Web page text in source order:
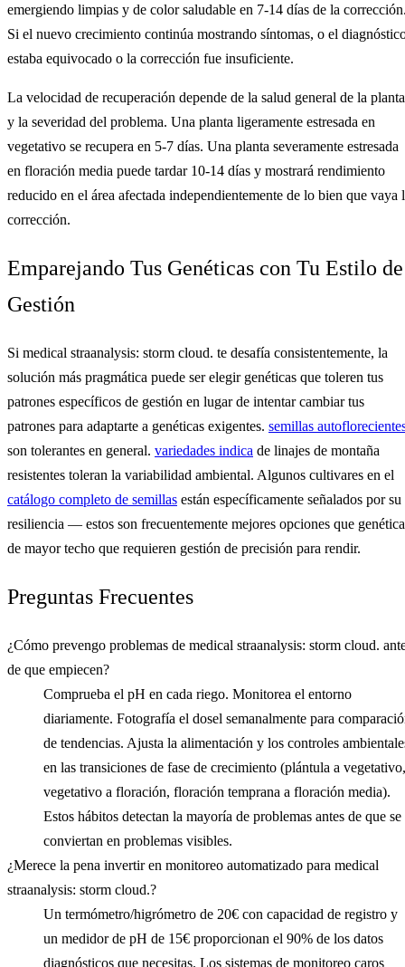
emergiendo limpias y de color saludable en 7-14 días de la
Si el nuevo crecimiento continúa mostrando síntomas, o el
estaba equivocado o la corrección fue insuficiente.
La velocidad de recuperación depende de la salud general de la planta
y la severidad del problema. Una planta ligeramente estresada en
vegetativo se recupera en 5-7 días. Una planta severamente estresada
en floración media puede tardar 10-14 días y mostrará rendimiento
reducido en el área afectada independientemente de lo bien que vaya
corrección.
Emparejando Tus Genéticas con Tu Estilo de
Gestión
Si medical straanalysis: storm cloud. te desafía consistentemente, la
solución más pragmática puede ser elegir genéticas que toleren tus
patrones específicos de gestión en lugar de intentar cambiar tus
patrones para adaptarte a genéticas exigentes. semillas
son tolerantes en general. variedades indica de linajes de montaña
resistentes toleran la variabilidad ambiental. Algunos cultivares en el
catálogo completo de semillas están específicamente señalados por su
resiliencia — estos son frecuentemente mejores opciones que
de mayor techo que requieren gestión de precisión para rendir.
Preguntas Frecuentes
¿Cómo prevengo problemas de medical straanalysis: storm cloud.
de que empiecen?
Comprueba el pH en cada riego. Monitorea el entorno
diariamente. Fotografía el dosel semanalmente para
de tendencias. Ajusta la alimentación y los controles
en las transiciones de fase de crecimiento (plántula a vegetativo,
vegetativo a floración, floración temprana a floración media).
Estos hábitos detectan la mayoría de problemas antes de que se
conviertan en problemas visibles.
¿Merece la pena invertir en monitoreo automatizado para medical
straanalysis: storm cloud.?
Un termómetro/higrómetro de 20€ con capacidad de registro y
un medidor de pH de 15€ proporcionan el 90% de los datos
diagnósticos que necesitas. Los sistemas de monitoreo caros